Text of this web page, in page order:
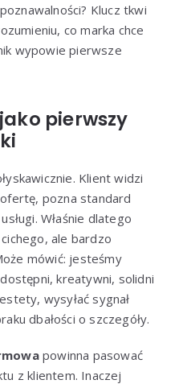
Klucz tkwi
co marka chce
wypowie pierwsze
pierwszy
Klient widzi
pozna standard
Właśnie dlatego
ale bardzo
mówić: jesteśmy
kreatywni, solidni
wysyłać sygnał
dbałości o szczegóły.
powinna pasować
z klientem. Inaczej